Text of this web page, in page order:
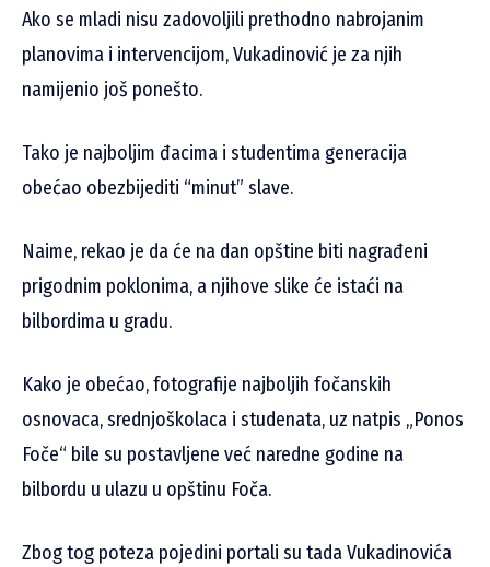
Ako se mladi nisu zadovoljili prethodno nabrojanim
planovima i intervencijom, Vukadinović je za njih
namijenio još ponešto.
Tako je najboljim đacima i studentima generacija
obećao obezbijediti “minut” slave.
Naime, rekao je da će na dan opštine biti nagrađeni
prigodnim poklonima, a njihove slike će istaći na
bilbordima u gradu.
Kako je obećao, fotografije najboljih fočanskih
osnovaca, srednjoškolaca i studenata, uz natpis „Ponos
Foče“ bile su postavljene već naredne godine na
bilbordu u ulazu u opštinu Foča.
Zbog tog poteza pojedini portali su tada Vukadinovića